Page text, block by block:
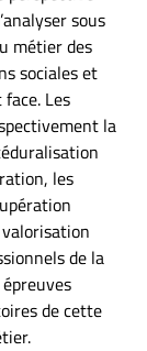
sous
métier des
sociales et
Les
la
les
de la
de cette